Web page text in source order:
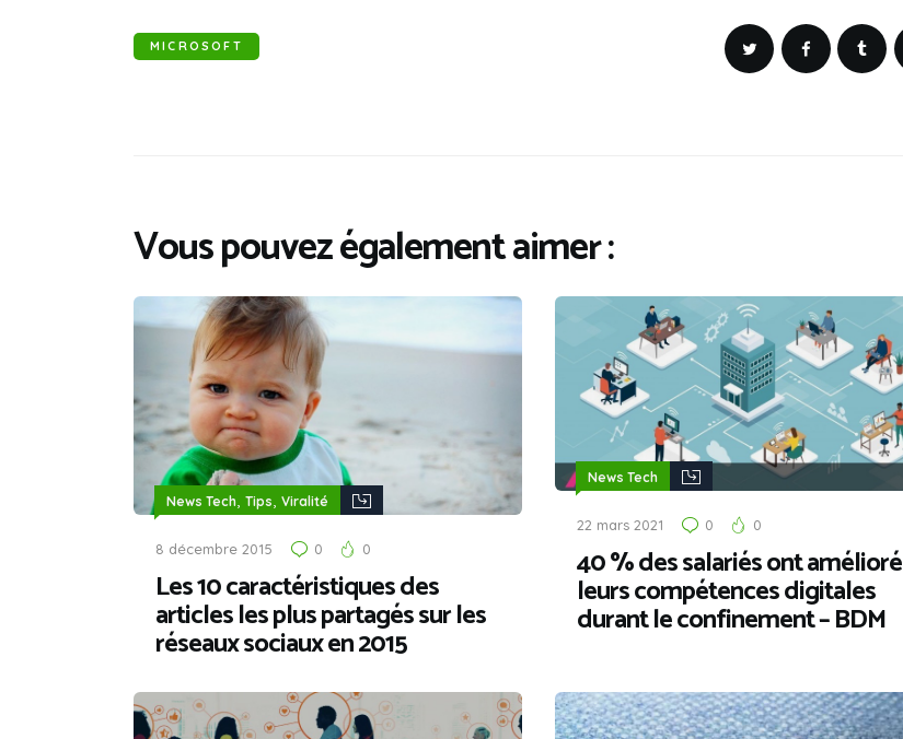
MICROSOFT
Vous pouvez également aimer :
News Tech Tips Viralité
8 décembre 2015 0 0
Les 10 caractéristiques des
articles les plus partagés sur les
réseaux sociaux en 2015
News Tech
22 mars 2021 0 0
40 % des salariés ont amélioré
leurs compétences digitales
durant le confinement – BDM